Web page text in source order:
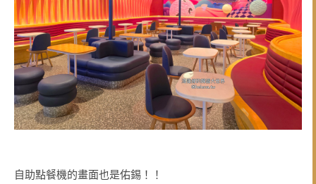
自助點餐機的畫面也是佑錫！！